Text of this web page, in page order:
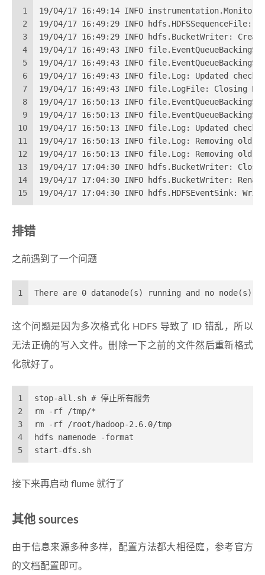
1
2
3
4
5
6
7
8
9
10
11
12
13
14
15
19/04/17 16:49:14 INFO
19/04/17 16:49:29 INFO
19/04/17 16:49:29 INFO hdfs.BucketWriter:
19/04/17 16:49:43 INFO
19/04/17 16:49:43 INFO
19/04/17 16:49:43 INFO file.Log: Updated
19/04/17 16:49:43 INFO file.LogFile: Closing
19/04/17 16:50:13 INFO
19/04/17 16:50:13 INFO
19/04/17 16:50:13 INFO file.Log: Updated
19/04/17 16:50:13 INFO file.Log: Removing
19/04/17 16:50:13 INFO file.Log: Removing
19/04/17 17:04:30 INFO hdfs.BucketWriter:
19/04/17 17:04:30 INFO hdfs.BucketWriter:
19/04/17 17:04:30 INFO hdfs.HDFSEventSink:
排错
之前遇到了一个问题
1 There are 0 datanode(s) running and no node(s)
这个问题是因为多次格式化 HDFS 导致了 ID 错乱，所以
无法正确的写入文件。删除一下之前的文件然后重新格式
化就好了。
1
2
3
4
5
stop-all.sh # 停止所有服务
rm -rf /tmp/*
rm -rf /root/hadoop-2.6.0/tmp
hdfs namenode -format
start-dfs.sh
接下来再启动 flume 就行了
其他 sources
由于信息来源多种多样，配置方法都大相径庭，参考官方
的文档配置即可。